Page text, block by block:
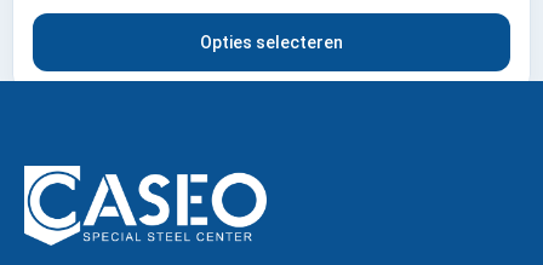
Opties selecteren